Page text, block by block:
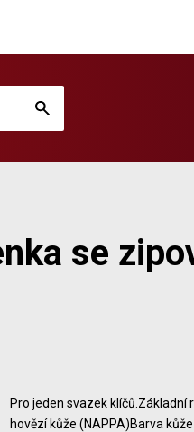
se
Pro jeden svazek
hovězí kůže (NAPPA)Barva